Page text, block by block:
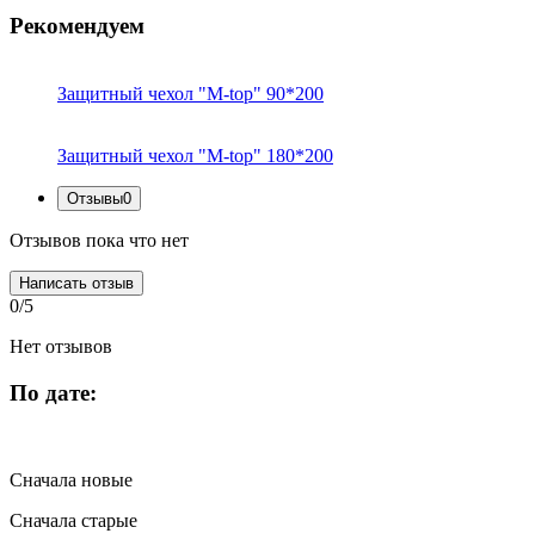
Рекомендуем
Защитный чехол "M-top" 90*200
Защитный чехол "M-top" 180*200
Отзывы0
Отзывов пока что нет
Написать отзыв
0/5
Нет отзывов
По дате:
Сначала новые
Сначала старые